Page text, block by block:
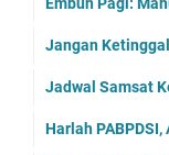
Jangan
Jadwal Samsat
Harlah